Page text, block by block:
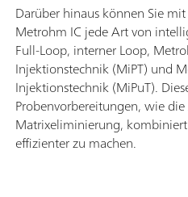
Darüber hinaus können Sie
Metrohm IC jede Art von
Full-Loop, interner Loop,
Injektionstechnik (MiPT) und
Injektionstechnik (MiPuT).
Probenvorbereitungen, wie
Matrixeliminierung,
effizienter zu machen.